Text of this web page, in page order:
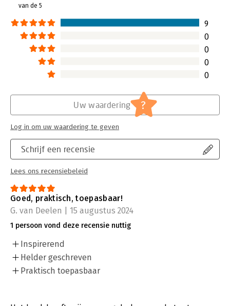
van de 5
9
0
0
0
0
Schrijf een recensie
Lees ons recensiebeleid
Uw waardering ?
Log in om uw waardering te geven
Goed, praktisch, toepasbaar!
G. van Deelen | 15 augustus 2024
1 persoon vond deze recensie nuttig
Inspirerend
Helder geschreven
Praktisch toepasbaar